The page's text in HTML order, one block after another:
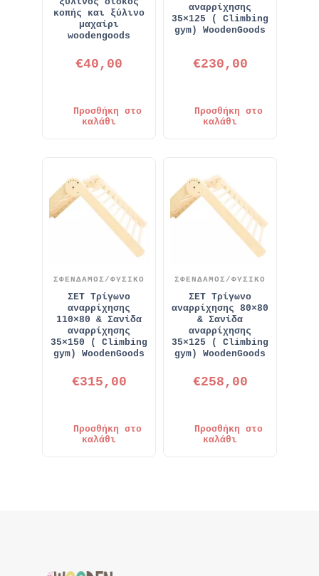
κοπής και ξύλινο
μαχαίρι
woodengoods
€40,00
Προσθήκη στο
καλάθι
αναρρίχησης
35×125 ( Climbing
gym) WoodenGoods
€230,00
Προσθήκη στο
καλάθι
ΣΦΕΝΔΑΜΟΣ/ΦΥΣΙΚΟ
ΣΕΤ Τρίγωνο
αναρρίχησης
110×80 & Σανίδα
αναρρίχησης
35×150 ( Climbing
gym) WoodenGoods
€315,00
Προσθήκη στο
καλάθι
ΣΦΕΝΔΑΜΟΣ/ΦΥΣΙΚΟ
ΣΕΤ Τρίγωνο
αναρρίχησης 80×80
& Σανίδα
αναρρίχησης
35×125 ( Climbing
gym) WoodenGoods
€258,00
Προσθήκη στο
καλάθι